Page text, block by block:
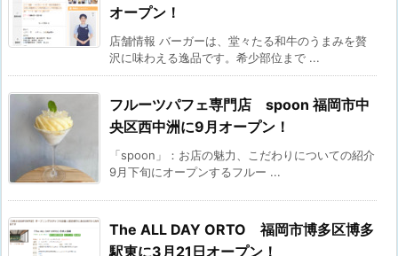
オープン！
店舗情報 バーガーは、堂々たる和牛のうまみを贅
沢に味わえる逸品です。希少部位まで ...
フルーツパフェ専門店 spoon 福岡市中
央区西中洲に9月オープン！
「spoon」：お店の魅力、こだわりについての紹介
9月下旬にオープンするフルー ...
The ALL DAY ORTO 福岡市博多区博多
駅東に3月21日オープン！